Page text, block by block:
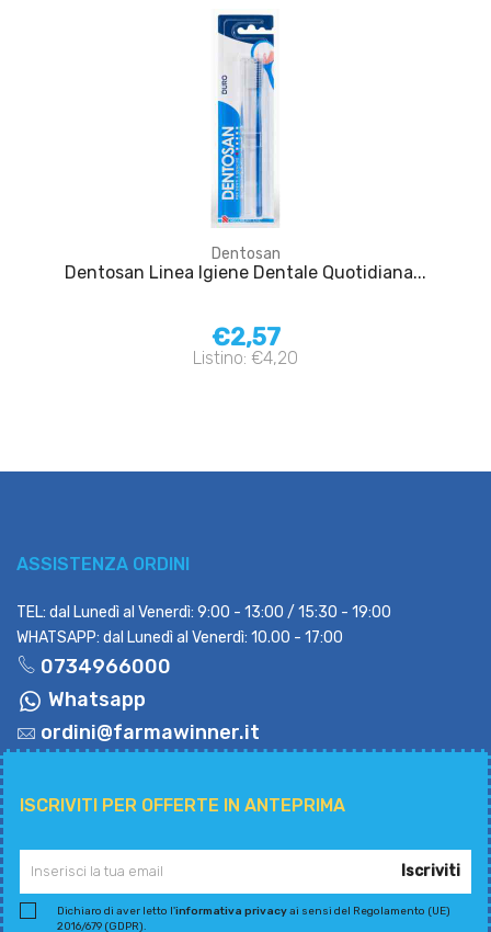
Dentosan
Dentosan Linea Igiene Dentale Quotidiana...
€2,57
Listino: €4,20
ASSISTENZA ORDINI
TEL: dal Lunedì al Venerdì: 9:00 - 13:00 / 15:30 - 19:00
WHATSAPP: dal Lunedì al Venerdì: 10.00 - 17:00
0734966000
Whatsapp
ordini@farmawinner.it
ISCRIVITI PER OFFERTE IN ANTEPRIMA
Iscriviti
Dichiaro di aver letto l'informativa privacyai sensi del Regolamento (UE)
2016/679 (GDPR).